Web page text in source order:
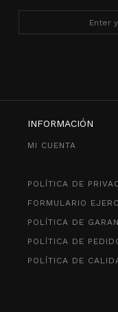
INFORMACIÓN
MI CUENTA
POLÍTICA DE
FORMULARIO
POLÍTICA DE
POLÍTICA DE
POLÍTICA DE